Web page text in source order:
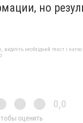
но
необхідний текст і
0,0
оценить